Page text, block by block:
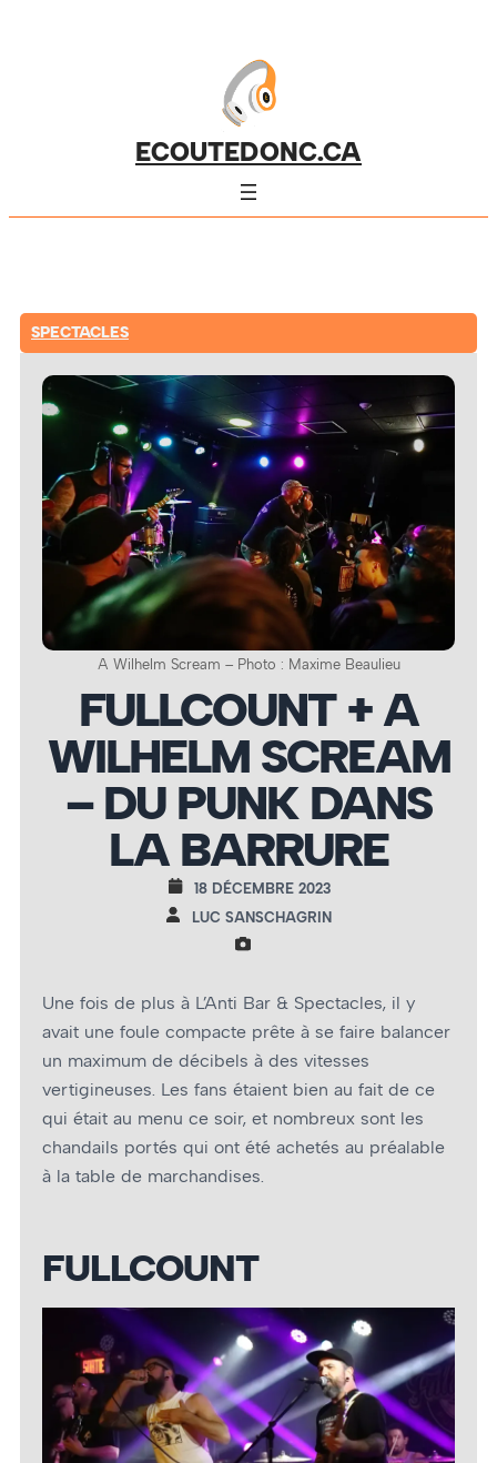
ECOUTEDONC.CA
SPECTACLES
A Wilhelm Scream – Photo : Maxime Beaulieu
FULLCOUNT + A
WILHELM SCREAM
– DU PUNK DANS
LA BARRURE
18 DÉCEMBRE 2023
LUC SANSCHAGRIN
Une fois de plus à L’Anti Bar & Spectacles, il y
avait une foule compacte prête à se faire balancer
un maximum de décibels à des vitesses
vertigineuses. Les fans étaient bien au fait de ce
qui était au menu ce soir, et nombreux sont les
chandails portés qui ont été achetés au préalable
à la table de marchandises.
FULLCOUNT